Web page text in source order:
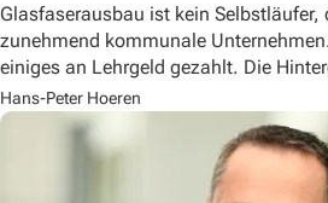
Glasfaserausbau ist kein Selbstläufer,
zunehmend kommunale
einiges an Lehrgeld gezahlt. Die
Hans-Peter Hoeren